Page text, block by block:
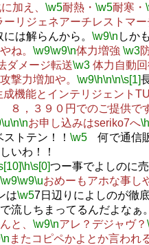
加え、 \w5耐熱・ \w5耐寒・
リジェネアーチレストマー
は解らんから。 \w9\n しか
ね。 \w9\w9\n体力増強 \w3
ダメージ転送\w3体力自動回
撃力増加や。 \w9\h\n\n\s[1]
機能とインテリジェント
，３９０円でのご提供で
\u\n\nお申し込みはseriko7へ\h
トテン！！ \w5何で通信販
いわ！！
\h\s[0]つー事でよしのに売
\w9\w9\uおめーもアホな事し
は\w57日辺りによしのが徹
流しちまってるんだよなぁ。
と、 \w9\nアレ？デジャヴ？
\n またコピペかよとか言われ